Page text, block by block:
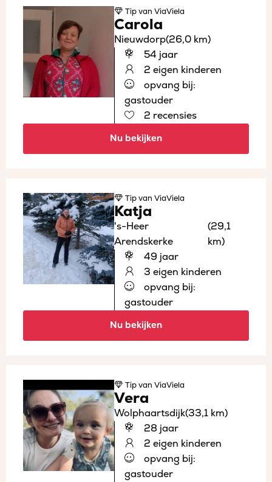
Tipvan ViaViela
Carola
Nieuwdorp(26,0 km)
54 jaar
2 eigen kinderen
opvang bij:
gastouder
2 recensies
Nu bekijken
Tipvan ViaViela
Katja
's-Heer
Arendskerke
(29,1
km)
49 jaar
3 eigen kinderen
opvang bij:
gastouder
Nu bekijken
Tipvan ViaViela
Vera
Wolphaartsdijk(33,1 km)
28 jaar
2 eigen kinderen
opvang bij:
gastouder